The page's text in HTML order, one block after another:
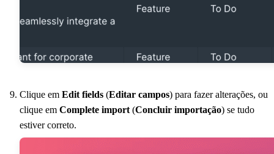
Clique em Edit fields (Editar campos) para fazer alterações, ou
clique em Complete import (Concluir importação) se tudo
estiver correto.